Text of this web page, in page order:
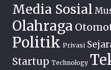
Media Sosial
Olahraga
Politik Privasi
Startup Technology